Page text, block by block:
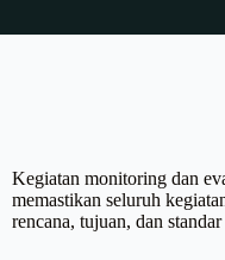
Kegiatan monitoring dan
memastikan seluruh
rencana, tujuan, dan